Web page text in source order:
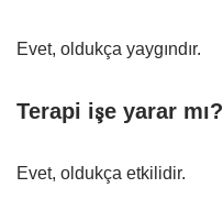
Evet, oldukça yaygındır.
Terapi işe yarar mı?
Evet, oldukça etkilidir.